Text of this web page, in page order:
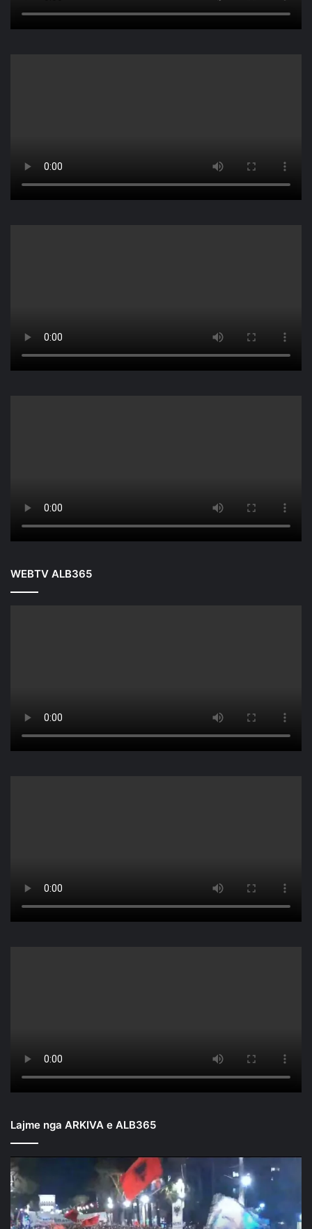
WEBTV ALB365
Lajme nga ARKIVA e ALB365
Mbyllen
fjalimet
para
Kryeministrisë/
Nis